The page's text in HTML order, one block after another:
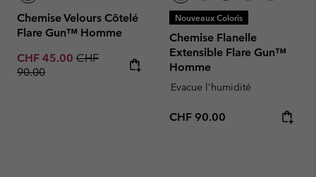
Chemise Velours Côtelé
Flare Gun™ Homme
Sale price:
CHF 45.00 Regular price:
CHF
90.00
Nouveaux Coloris
Chemise Flanelle
Extensible Flare Gun™
Homme
Evacue l'humidité
Regular price:
CHF 90.00